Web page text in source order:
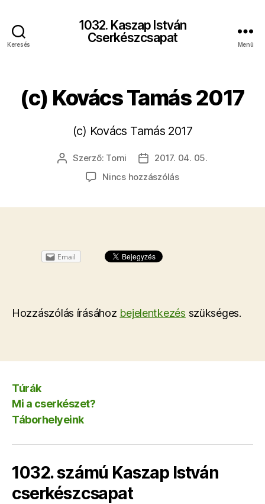
Keresés
1032. Kaszap István
Cserkészcsapat
Menü
(c) Kovács Tamás 2017
(c) Kovács Tamás 2017
Bejegyzés
szerzője
Szerző: Tomi
Bejegyzés
dátuma
2017. 04. 05.
Nincs hozzászólása(z)
Email
Hozzászólás írásához bejelentkezés szükséges.
Túrák
Mi a cserkészet?
Táborhelyeink
1032. számú Kaszap István
cserkészcsapat